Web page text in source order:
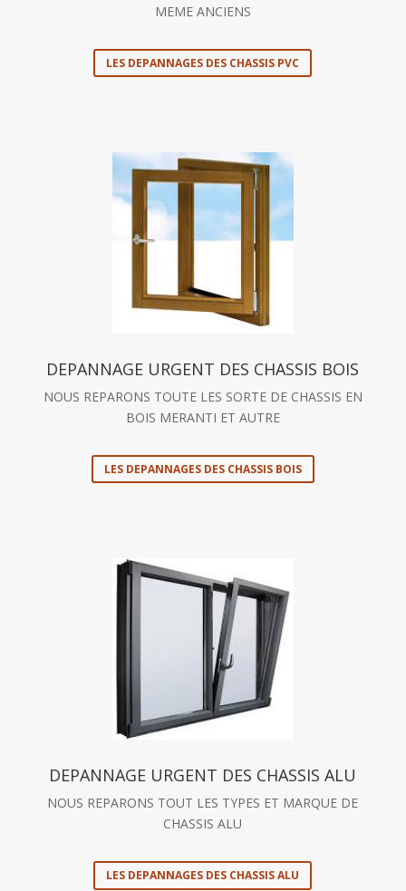
MEME ANCIENS
LES DEPANNAGES DES CHASSIS PVC
DEPANNAGE URGENT DES CHASSIS BOIS
NOUS REPARONS TOUTE LES SORTE DE CHASSIS EN
BOIS MERANTI ET AUTRE
LES DEPANNAGES DES CHASSIS BOIS
DEPANNAGE URGENT DES CHASSIS ALU
NOUS REPARONS TOUT LES TYPES ET MARQUE DE
CHASSIS ALU
LES DEPANNAGES DES CHASSIS ALU